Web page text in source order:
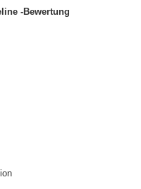
-Bewertung